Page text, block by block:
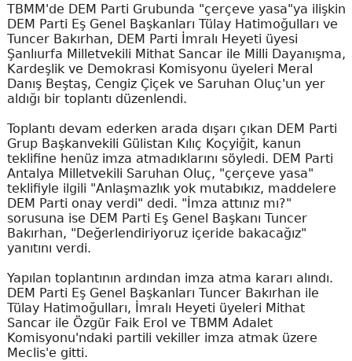
TBMM'de DEM Parti Grubunda "çerçeve yasa"ya ilişkin
DEM Parti Eş Genel Başkanları Tülay Hatimoğulları ve
Tuncer Bakırhan, DEM Parti İmralı Heyeti üyesi
Şanlıurfa Milletvekili Mithat Sancar ile Milli Dayanışma,
Kardeşlik ve Demokrasi Komisyonu üyeleri Meral
Danış Beştaş, Cengiz Çiçek ve Saruhan Oluç'un yer
aldığı bir toplantı düzenlendi.
Toplantı devam ederken arada dışarı çıkan DEM Parti
Grup Başkanvekili Gülistan Kılıç Koçyiğit, kanun
teklifine henüz imza atmadıklarını söyledi. DEM Parti
Antalya Milletvekili Saruhan Oluç, "çerçeve yasa"
teklifiyle ilgili "Anlaşmazlık yok mutabıkız, maddelere
DEM Parti onay verdi" dedi. "İmza attınız mı?"
sorusuna ise DEM Parti Eş Genel Başkanı Tuncer
Bakırhan, "Değerlendiriyoruz içeride bakacağız"
yanıtını verdi.
Yapılan toplantının ardından imza atma kararı alındı.
DEM Parti Eş Genel Başkanları Tuncer Bakırhan ile
Tülay Hatimoğulları, İmralı Heyeti üyeleri Mithat
Sancar ile Özgür Faik Erol ve TBMM Adalet
Komisyonu'ndaki partili vekiller imza atmak üzere
Meclis'e gitti.